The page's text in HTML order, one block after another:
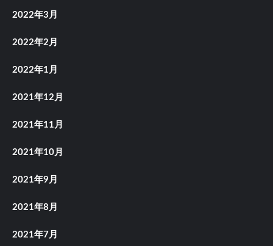
2022年3月
2022年2月
2022年1月
2021年12月
2021年11月
2021年10月
2021年9月
2021年8月
2021年7月